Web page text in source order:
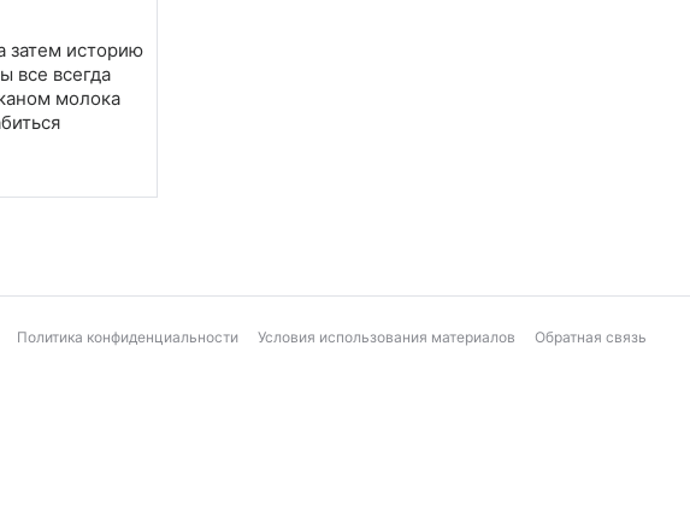
затем историю
все всегда
молока
Политика конфиденциальности Условия использования материалов Обратная связь